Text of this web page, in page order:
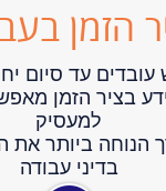
הזמן
עובדים עד סיום
בציר הזמן
למעסיק
הנוחה ביותר את
בדיני עבודה